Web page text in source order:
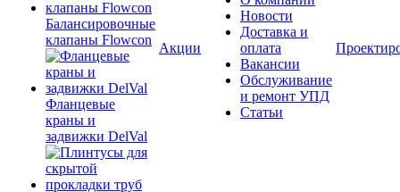
Балансировочные
клапаны Flowcon
Фланцевые
краны и
задвижки DelVal
Акции
Новости
Доставка и
оплата
Вакансии
Обслуживание
и ремонт УПД
Статьи